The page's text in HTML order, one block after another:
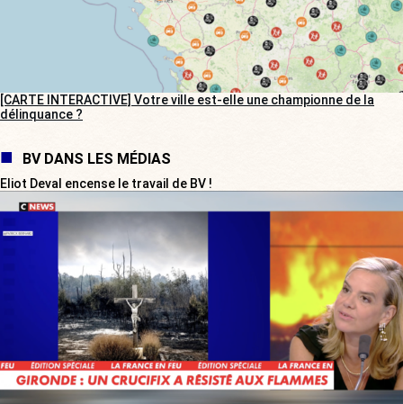
[CARTE INTERACTIVE] Votre ville est-elle une championne de la
délinquance ?
BV DANS LES MÉDIAS
Eliot Deval encense le travail de BV !